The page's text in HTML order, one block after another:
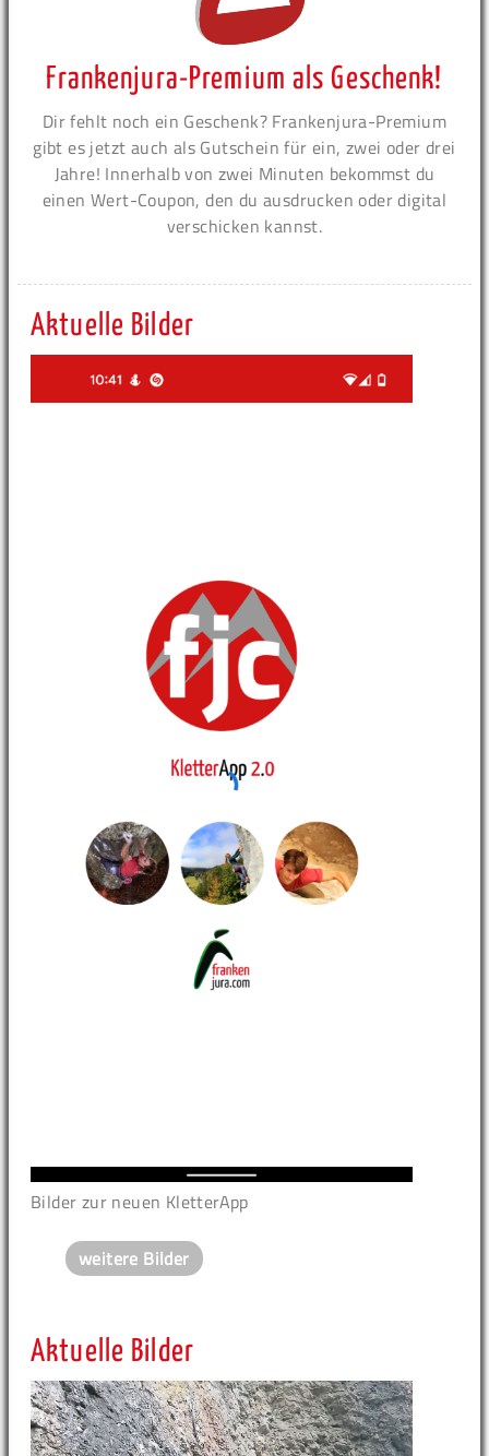
Frankenjura-Premium als Geschenk!
Dir fehlt noch ein Geschenk? Frankenjura-Premium
gibt es jetzt auch als Gutschein für ein, zwei oder drei
Jahre! Innerhalb von zwei Minuten bekommst du
einen Wert-Coupon, den du ausdrucken oder digital
verschicken kannst.
Aktuelle Bilder
Bilder zur neuen KletterApp
weitere Bilder
Aktuelle Bilder